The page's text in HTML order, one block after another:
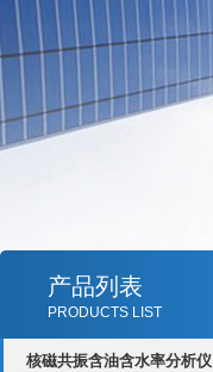
产品列表
PRODUCTS LIST
核磁共振含油含水率分析仪